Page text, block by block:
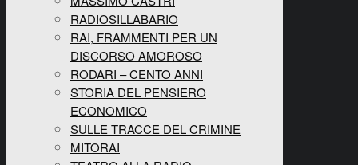
RADIOSILLABARIO
RAI, FRAMMENTI PER UN
DISCORSO AMOROSO
RODARI – CENTO ANNI
STORIA DEL PENSIERO
ECONOMICO
SULLE TRACCE DEL CRIMINE
MITORAI